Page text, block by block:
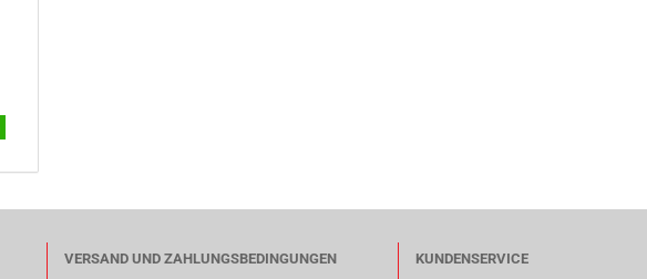
VERSAND UND ZAHLUNGSBEDINGUNGEN
KUNDENSERVICE